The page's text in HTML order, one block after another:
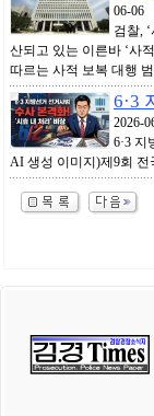
06-06
검찰,
산되고 있는 이른바 ‘사
따르는 사적 보복 대행
6·3
2026-
6·3
AI 생성 이미지)제9회 전